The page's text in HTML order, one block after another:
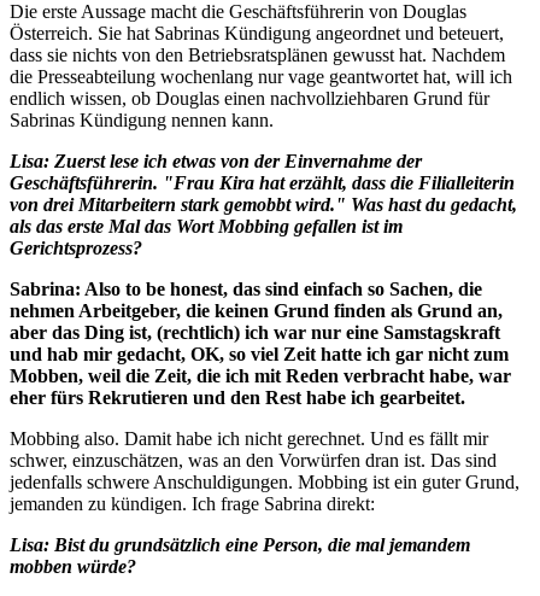
Die erste Aussage macht die Geschäftsführerin von Douglas
Österreich. Sie hat Sabrinas Kündigung angeordnet und beteuert,
dass sie nichts von den Betriebsratsplänen gewusst hat. Nachdem
die Presseabteilung wochenlang nur vage geantwortet hat, will ich
endlich wissen, ob Douglas einen nachvollziehbaren Grund für
Sabrinas Kündigung nennen kann.
Lisa: Zuerst lese ich etwas von der Einvernahme der
Geschäftsführerin. "Frau Kira hat erzählt, dass die Filialleiterin
von drei Mitarbeitern stark gemobbt wird." Was hast du gedacht,
als das erste Mal das Wort Mobbing gefallen ist im
Gerichtsprozess?
Sabrina: Also to be honest, das sind einfach so Sachen, die
nehmen Arbeitgeber, die keinen Grund finden als Grund an,
aber das Ding ist, (rechtlich) ich war nur eine Samstagskraft
und hab mir gedacht, OK, so viel Zeit hatte ich gar nicht zum
Mobben, weil die Zeit, die ich mit Reden verbracht habe, war
eher fürs Rekrutieren und den Rest habe ich gearbeitet.
Mobbing also. Damit habe ich nicht gerechnet. Und es fällt mir
schwer, einzuschätzen, was an den Vorwürfen dran ist. Das sind
jedenfalls schwere Anschuldigungen. Mobbing ist ein guter Grund,
jemanden zu kündigen. Ich frage Sabrina direkt:
Lisa: Bist du grundsätzlich eine Person, die mal jemandem
mobben würde?